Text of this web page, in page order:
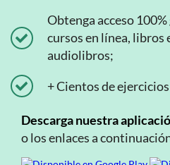
Obtenga acceso
cursos en línea, libros
audiolibros;
+ Cientos de
Descarga nuestra
o los enlaces a